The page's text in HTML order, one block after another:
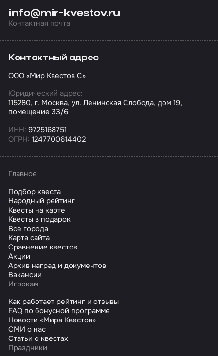
info@mir-kvestov.ru
Контактная почта
Контактный адрес
ООО «Мир Квестов С»
Юридический адрес:
115280, г. Москва, ул. Ленинская Слобода, дом 19,
помещение 33/6
ИНН: 9725168751
ОГРН: 1247700614402
Главное
Подбор квеста
Народный рейтинг
Квесты на карте
Квесты в подарок
Все города
Карта сайта
Сравнение квестов
Акции
Архив наград и документов
Вакансии
Игрокам
Как работает рейтинг и отзывы
FAQ по бонусной программе
Новости «Мира Квестов»
СМИ о нас
Статьи о квестах
Праздники